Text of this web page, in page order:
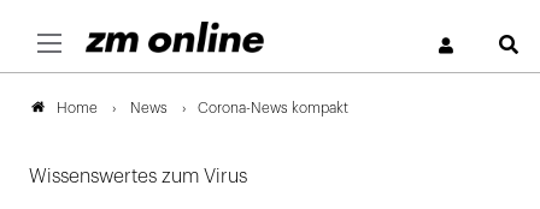
Home News Corona-News kompakt
Wissenswertes zum Virus